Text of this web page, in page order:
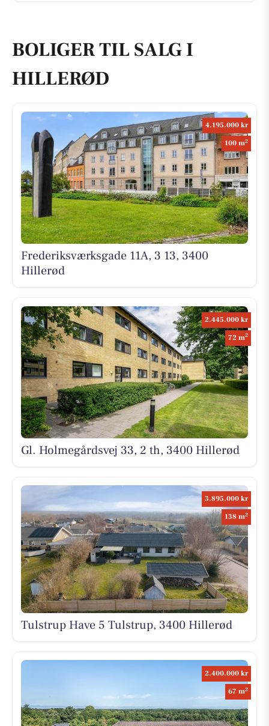
BOLIGER TIL SALG I
HILLERØD
4.195.000 kr
100 m2
Frederiksværksgade 11A, 3 13, 3400
Hillerød
2.445.000 kr
72 m2
Gl. Holmegårdsvej 33, 2 th, 3400 Hillerød
3.895.000 kr
138 m2
Tulstrup Have 5 Tulstrup, 3400 Hillerød
2.400.000 kr
67 m2